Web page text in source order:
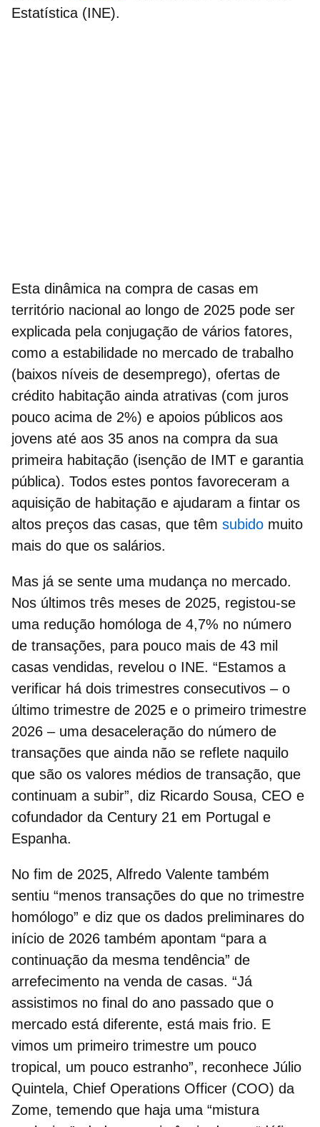
Estatística (INE).
Esta dinâmica na compra de casas em
território nacional ao longo de 2025 pode ser
explicada pela conjugação de vários fatores,
como a estabilidade no mercado de trabalho
(baixos níveis de desemprego), ofertas de
crédito habitação ainda atrativas (com juros
pouco acima de 2%) e apoios públicos aos
jovens até aos 35 anos na compra da sua
primeira habitação (isenção de IMT e garantia
pública). Todos estes pontos favoreceram a
aquisição de habitação e ajudaram a fintar os
altos preços das casas, que têm subido muito
mais do que os salários.
Mas já se sente uma mudança no mercado.
Nos últimos três meses de 2025, registou-se
uma redução homóloga de 4,7% no número
de transações, para pouco mais de 43 mil
casas vendidas, revelou o INE. “Estamos a
verificar há dois trimestres consecutivos – o
último trimestre de 2025 e o primeiro trimestre
2026 – uma desaceleração do número de
transações que ainda não se reflete naquilo
que são os valores médios de transação, que
continuam a subir”, diz Ricardo Sousa, CEO e
cofundador da Century 21 em Portugal e
Espanha.
No fim de 2025, Alfredo Valente também
sentiu “menos transações do que no trimestre
homólogo” e diz que os dados preliminares do
início de 2026 também apontam “para a
continuação da mesma tendência” de
arrefecimento na venda de casas. “Já
assistimos no final do ano passado que o
mercado está diferente, está mais frio. E
vimos um primeiro trimestre um pouco
tropical, um pouco estranho”, reconhece Júlio
Quintela, Chief Operations Officer (COO) da
Zome, temendo que haja uma “mistura